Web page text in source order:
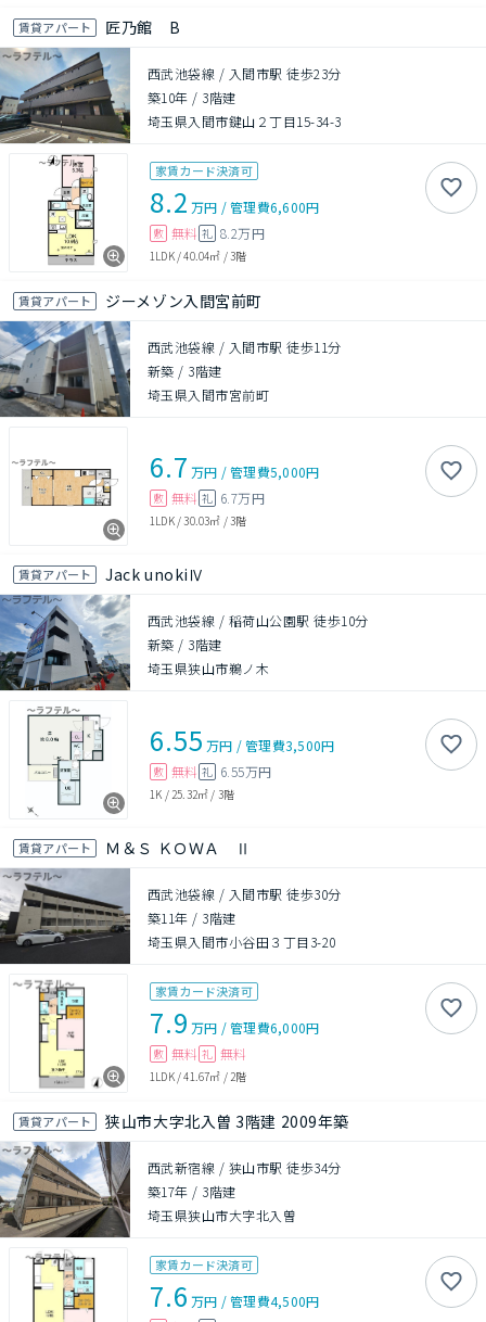
賃貸アパート 匠乃館 B
西武池袋線 / 入間市駅 徒歩23分
築10年 / 3階建
埼玉県入間市鍵山２丁目15-34-3
家賃カード決済可
8.2 万円 /管理費6,600円
敷 無料 礼 8.2万円
1LDK/40.04㎡ /3階
賃貸アパート ジーメゾン入間宮前町
西武池袋線 / 入間市駅 徒歩11分
新築 / 3階建
埼玉県入間市宮前町
6.7 万円 /管理費5,000円
敷 無料 礼 6.7万円
1LDK/30.03㎡ /3階
賃貸アパート Jack unokiⅣ
西武池袋線 / 稲荷山公園駅 徒歩10分
新築 / 3階建
埼玉県狭山市鵜ノ木
6.55 万円 /管理費3,500円
敷 無料 礼 6.55万円
1K / 25.32㎡ / 3階
賃貸アパート Ｍ＆Ｓ ＫＯＷＡ Ⅱ
西武池袋線 / 入間市駅 徒歩30分
築11年 / 3階建
埼玉県入間市小谷田３丁目3-20
家賃カード決済可
7.9 万円 /管理費6,000円
敷 無料 礼 無料
1LDK/41.67㎡ /2階
賃貸アパート 狭山市大字北入曽 3階建 2009年築
西武新宿線 / 狭山市駅 徒歩34分
築17年 / 3階建
埼玉県狭山市大字北入曽
家賃カード決済可
7.6 万円 /管理費4,500円